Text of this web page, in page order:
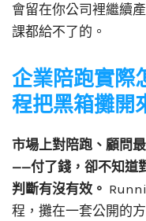
會留在你公司裡繼續
課都給不了的。
企業陪跑實際
程把黑箱攤開
市場上對陪跑、顧問
——付了錢，卻不知道
判斷有沒有效。
程，攤在一套公開的